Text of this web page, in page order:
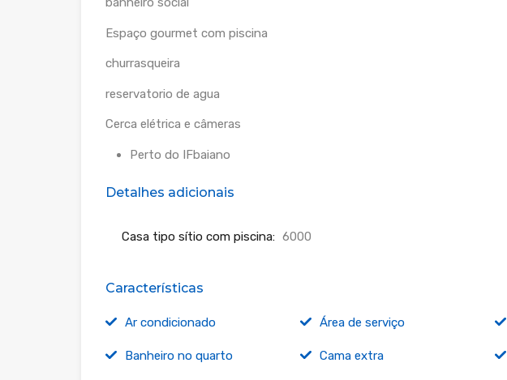
Espaço gourmet com piscina
churrasqueira
reservatorio de agua
Cerca elétrica e câmeras
Perto do IFbaiano
Detalhes adicionais
Casa tipo sítio com piscina: 6000
Características
Ar condicionado Área de serviço
Banheiro no quarto Cama extra